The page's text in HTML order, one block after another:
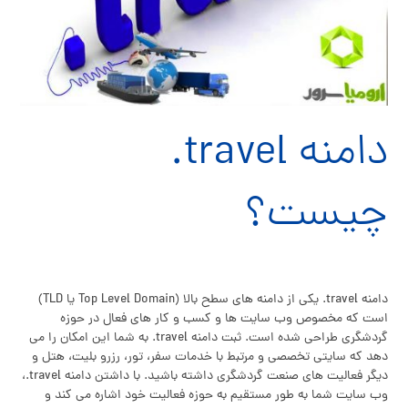
دامنه travel.
چیست؟
دامنه travel. یکی از دامنه های سطح بالا (Top Level Domain یا TLD)
است که مخصوص وب سایت ها و کسب و کار های فعال در حوزه
گردشگری طراحی شده است. ثبت دامنه travel. به شما این امکان را می
دهد که سایتی تخصصی و مرتبط با خدمات سفر، تور، رزرو بلیت، هتل و
دیگر فعالیت های صنعت گردشگری داشته باشید. با داشتن دامنه travel.،
وب سایت شما به طور مستقیم به حوزه فعالیت خود اشاره می کند و